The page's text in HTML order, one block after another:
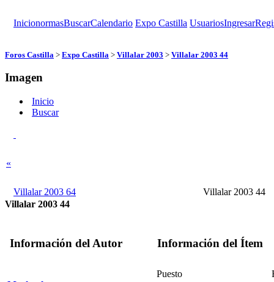
InicionormasBuscarCalendario Expo Castilla UsuariosIngresar
Foros Castilla > Expo Castilla > Villalar 2003 > Villalar 2003 44
Imagen
Inicio
Buscar
«
Villalar 2003 64
Villalar 2003 44
Villalar 2003 44
Información del Autor Información del Ítem
Puesto